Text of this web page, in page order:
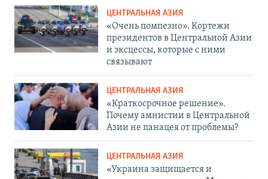
ЦЕНТРАЛЬНАЯ АЗИЯ
«Очень помпезно». Кортежи
президентов в Центральной Азии
и эксцессы, которые с ними
связывают
ЦЕНТРАЛЬНАЯ АЗИЯ
«Краткосрочное решение».
Почему амнистии в Центральной
Азии не панацея от проблемы?
ЦЕНТРАЛЬНАЯ АЗИЯ
«Украина защищается и